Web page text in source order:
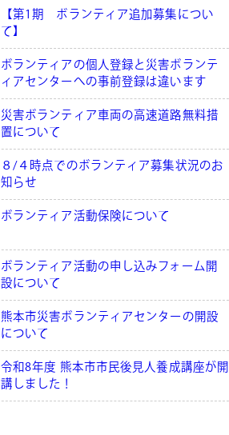
【第1期 ボランティア追加募集につい
て】
ボランティアの個人登録と災害ボランテ
ィアセンターへの事前登録は違います
災害ボランティア車両の高速道路無料措
置について
８/４時点でのボランティア募集状況のお
知らせ
ボランティア活動保険について
ボランティア活動の申し込みフォーム開
設について
熊本市災害ボランティアセンターの開設
について
令和8年度 熊本市市民後見人養成講座が開
講しました！